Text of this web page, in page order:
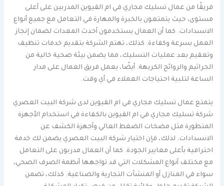
فريقًا من عمال تسليك مجاري في ام القيوين المدربين على أعلى
مستوى، حيث يتمتعون بالخبرة والمهارة في التعامل مع جميع أنواع
الانسدادات. كما أن العمال يستخدمون أحدث المعدات لضمان إنجاز
العمل بسرعة وكفاءة. كذلك، تهتم الشركة بتقديم خدمات تنظيف
وتعقيم بعد عمليات التسليك، مما يضمن بيئة صحية خالية من
الجراثيم والروائح الكريهة. أيضًا، يعمل فريق العمال على مدار
الساعة لتلبية احتياجات العملاء في أي وقت.
يتمتع عمال تسليك مجاري في ام القيوين لدى شركة البيت العصري
شركة تسليك مجاري في ام القيوين بالكفاءة في استخدام الأجهزة
المتطورة مثل مضخات الضغط العالي وأجهزة الكشف عن
الانسدادات. لذلك، فإن اختيار شركة البيت العصري يضمن لك خدمة
احترافية بأعلى معايير الجودة. كما أن العمال مدربون على التعامل
مع مختلف أنواع المشكلات التي قد تواجهها أنظمة الصرف الصحي،
سواء في المنازل أو المنشآت التجارية والصناعية. كذلك، تضمن